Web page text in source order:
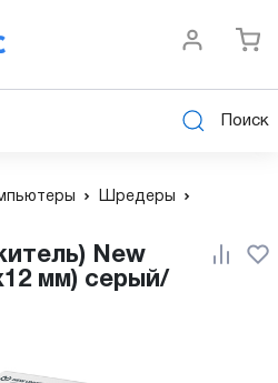
Поиск
Шредеры
мм) серый/